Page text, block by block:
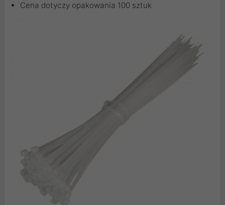
Cena dotyczy opakowania 100 sztuk